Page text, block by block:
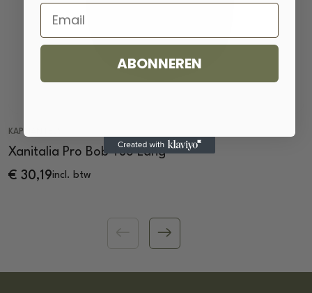
KAPMANTELS
Xanitalia Pro Bob Tuo Lang
€ 30,19incl. btw
Email
ABONNEREN